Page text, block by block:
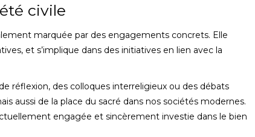
civile
marquée par des engagements concrets. Elle
et s’implique dans des initiatives en lien avec la
réflexion, des colloques interreligieux ou des débats
aussi de la place du sacré dans nos sociétés modernes.
engagée et sincèrement investie dans le bien